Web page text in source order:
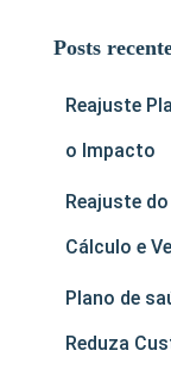
Posts
Reajuste
o Impacto
Reajuste
Cálculo e
Plano de
Reduza